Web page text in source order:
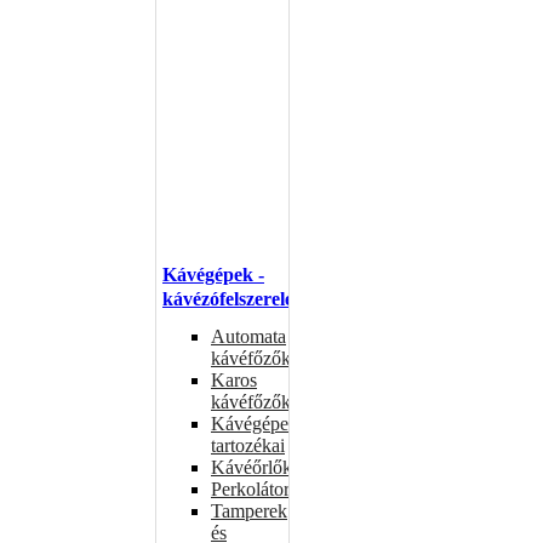
Kávégépek -
kávézófelszerelés
Automata
kávéfőzők
Karos
kávéfőzők
Kávégépek
tartozékai
Kávéőrlők
Perkolátorok
Tamperek
és